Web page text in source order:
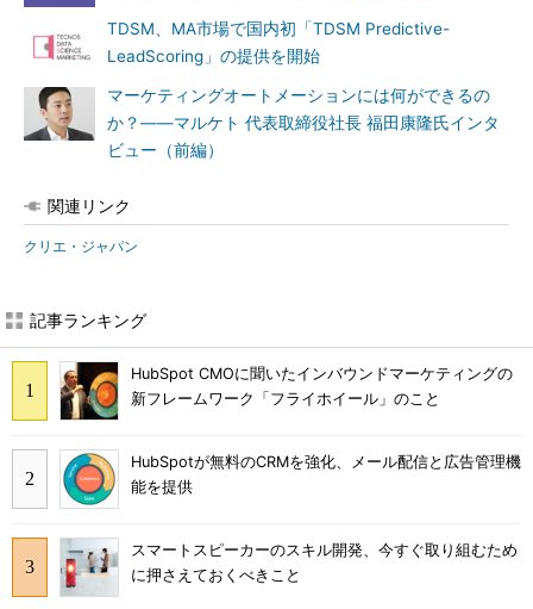
TDSM、MA市場で国内初「TDSM Predictive-
LeadScoring」の提供を開始
マーケティングオートメーションには何ができるの
か？――マルケト 代表取締役社長 福田康隆氏インタ
ビュー（前編）
関連リンク
クリエ・ジャパン
記事ランキング
HubSpot CMOに聞いたインバウンドマーケティングの
新フレームワーク「フライホイール」のこと
HubSpotが無料のCRMを強化、メール配信と広告管理機
能を提供
スマートスピーカーのスキル開発、今すぐ取り組むため
に押さえておくべきこと